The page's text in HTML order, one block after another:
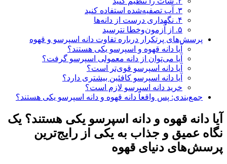
۳. آب تصفیه‌شده استفاده کنید
۴. نگهداری درست از دانه‌ها
۵. از آزمون‌وخطا نترسید
پرسش‌های پرتکرار درباره تفاوت دانه اسپرسو و قهوه
آیا دانه قهوه و اسپرسو یکی هستند؟
آیا می‌توان از دانه معمولی اسپرسو گرفت؟
آیا دانه اسپرسو قوی‌تر است؟
آیا دانه اسپرسو کافئین بیشتری دارد؟
خرید دانه اسپرسو لازم است؟
جمع‌بندی: پس واقعاً دانه قهوه و دانه اسپرسو یکی هستند؟
آیا دانه‌ قهوه و دانه‌ اسپرسو یکی هستند؟ یک
نگاه عمیق و جذاب به یکی از رایج‌ترین
پرسش‌های دنیای قهوه